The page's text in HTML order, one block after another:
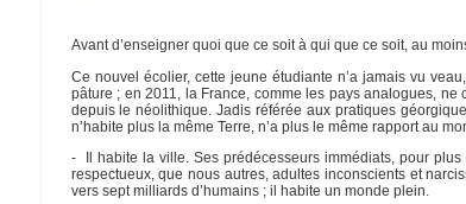
Avant d’enseigner quoi que ce soit à qui que ce soit, au
Ce nouvel écolier, cette jeune étudiante n’a jamais vu
pâture ; en 2011, la France, comme les pays analogues, ne
depuis le néolithique. Jadis référée aux pratiques
n’habite plus la même Terre, n’a plus le même rapport au
- Il habite la ville. Ses prédécesseurs immédiats, pour
respectueux, que nous autres, adultes inconscients et
vers sept milliards d’humains ; il habite un monde plein.